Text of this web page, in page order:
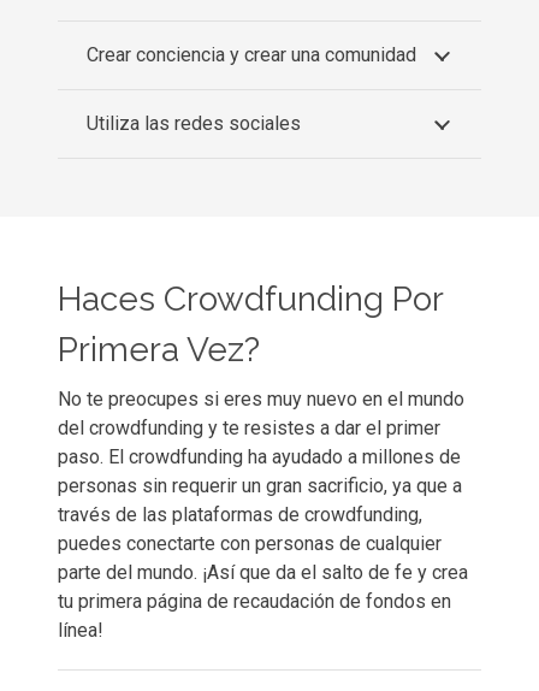
Crear conciencia y crear una comunidad
Utiliza las redes sociales
Haces Crowdfunding Por
Primera Vez?
No te preocupes si eres muy nuevo en el mundo
del crowdfunding y te resistes a dar el primer
paso. El crowdfunding ha ayudado a millones de
personas sin requerir un gran sacrificio, ya que a
través de las plataformas de crowdfunding,
puedes conectarte con personas de cualquier
parte del mundo. ¡Así que da el salto de fe y crea
tu primera página de recaudación de fondos en
línea!